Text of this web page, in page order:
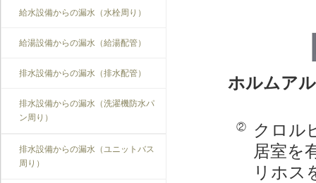
給水設備からの漏水（水栓周り）
給湯設備からの漏水（給湯配管）
排水設備からの漏水（排水配管）
排水設備からの漏水（洗濯機防水パ
ン周り）
排水設備からの漏水（ユニットバス
周り）
ホルムア
②
クロル
居室を
リホス